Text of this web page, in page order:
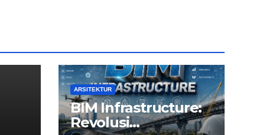
ARSITEKTUR
BIM Infrastructure:
Revolusi